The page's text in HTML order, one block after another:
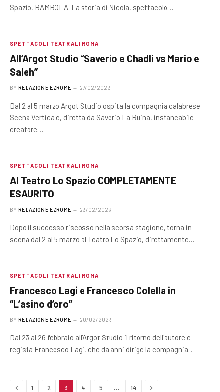
Spazio, BAMBOLA-La storia di Nicola, spettacolo…
SPETTACOLI TEATRALI ROMA
All’Argot Studio “Saverio e Chadli vs Mario e
Saleh”
BY REDAZIONE EZROME 27/02/2023
Dal 2 al 5 marzo Argot Studio ospita la compagnia calabrese
Scena Verticale, diretta da Saverio La Ruina, instancabile
creatore…
SPETTACOLI TEATRALI ROMA
Al Teatro Lo Spazio COMPLETAMENTE
ESAURITO
BY REDAZIONE EZROME 23/02/2023
Dopo il successo riscosso nella scorsa stagione, torna in
scena dal 2 al 5 marzo al Teatro Lo Spazio, direttamente…
SPETTACOLI TEATRALI ROMA
Francesco Lagi e Francesco Colella in
“L’asino d’oro”
BY REDAZIONE EZROME 20/02/2023
Dal 23 al 26 febbraio all’Argot Studio il ritorno dell’autore e
regista Francesco Lagi, che da anni dirige la compagnia…
Previous
1 2 3 4 5 14 Next